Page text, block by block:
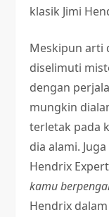
klasik Jimi
Meskipun arti
diselimuti
dengan
mungkin
terletak pada
dia alami.
Hendrix
kamu
Hendrix